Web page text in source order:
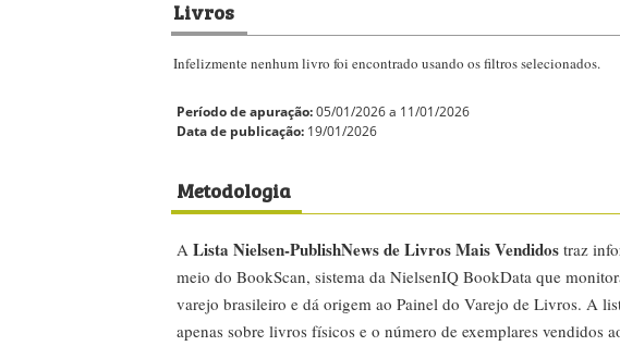
Livros
Infelizmente nenhum livro foi encontrado usando os filtros selecionados.
Período de apuração:05/01/2026 a 11/01/2026
Data de publicação: 19/01/2026
Metodologia
A Lista Nielsen-PublishNews de Livros Mais Vendidos traz
meio do BookScan, sistema da NielsenIQ BookData que
varejo brasileiro e dá origem ao Painel do Varejo de Livros. A
apenas sobre livros físicos e o número de exemplares vendidos